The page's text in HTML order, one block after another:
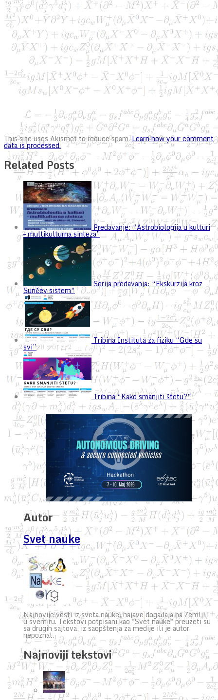
This site uses Akismet to reduce spam.Learn how your comment
data is processed.
Related Posts
Predavanje: “Astrobiologija u kulturi
– multikulturna sinteza”
Serija predavanja: “Ekskurzija kroz
Sunčev sistem”
Tribina Instituta za fiziku “Gde su
svi”
Tribina “Kako smanjiti štetu?”
Autor
Svet nauke
Najnovije vesti iz sveta nauke, najave događaja na Zemlji i
u svemiru. Tekstovi potpisani kao "Svet nauke" preuzeti su
sa drugih sajtova, iz saopštenja za medije ili je autor
nepoznat.
Najnoviji tekstovi